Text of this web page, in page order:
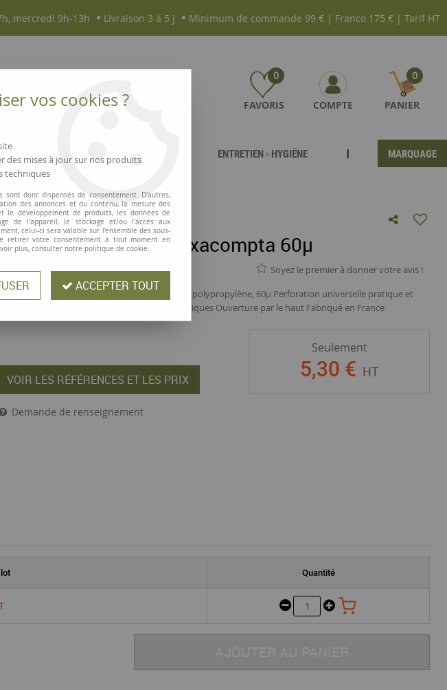
mercredi 9h-13h Livraison 3 à 5 j Minimum de commande 99 € | Franco 175 € | Tarif HT
0
FAVORIS COMPTE
0
PANIER
MAGASINS ▫ COMMERCES ENTRETIEN ▫ HYGIÈNE MARQUAGE
perforées Exacompta 60µ
Soyez le premier à donner votre avis !
de 50 pochettes transparentes perforées en polypropylène, 60µ Perforation universelle pratique et
bande de trou renforcée Type : lisses et anti-statiques Ouverture par le haut Fabriqué en France
VOIR LES RÉFÉRENCES ET LES PRIX
Seulement
5,30 € HT
Demande de renseignement
lot Quantité
vos cookies ?
des mises à jour sur nos produits
techniques
donc dispensés de consentement. D'autres,
des annonces et du contenu, la mesure des
le développement de produits, les données de
de l'appareil, le stockage et/ou l'accès aux
celui-ci sera valable sur l’ensemble des sous-
retirer votre consentement à tout moment en
plus, consulter notre politique de cookie.
ACCEPTER TOUT